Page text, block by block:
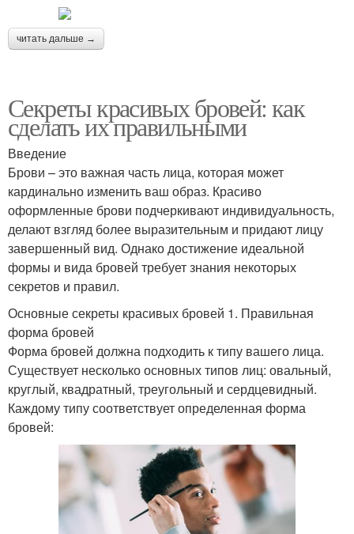
читать дальше →
Секреты красивых бровей: как
сделать их правильными
Введение
Брови – это важная часть лица, которая может
кардинально изменить ваш образ. Красиво
оформленные брови подчеркивают индивидуальность,
делают взгляд более выразительным и придают лицу
завершенный вид. Однако достижение идеальной
формы и вида бровей требует знания некоторых
секретов и правил.
Основные секреты красивых бровей 1. Правильная
форма бровей
Форма бровей должна подходить к типу вашего лица.
Существует несколько основных типов лиц: овальный,
круглый, квадратный, треугольный и сердцевидный.
Каждому типу соответствует определенная форма
бровей: